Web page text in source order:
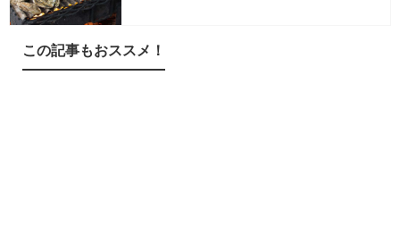
この記事もおススメ！